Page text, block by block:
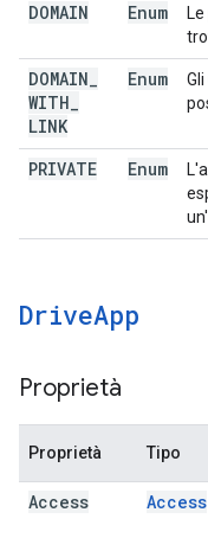
DOMAIN Enum
DOMAIN
WITH
LINK
Enum
PRIVATE Enum
DriveApp
Proprietà
Proprietà Tipo
Access Access